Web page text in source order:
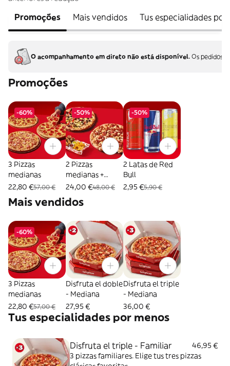
Promoções Mais vendidos Tus especialidades por
O acompanhamento em direto não está disponível. Os pedidos
Promoções
-60%
3 Pizzas
medianas
22,80 €57,00 €
-50%
2 Pizzas
medianas +
Combo Mix
24,00 €48,00 €
-50%
2 Latas de Red
Bull
2,95 €5,90 €
Mais vendidos
-60%
3 Pizzas
medianas
22,80 €57,00 €
Disfruta el doble
- Mediana
27,95 €
Disfruta el triple
- Mediana
36,00 €
Tus especialidades por menos
Disfruta el triple - Familiar
46,95 €
3 pizzas familiares. Elige tus tres pizzas